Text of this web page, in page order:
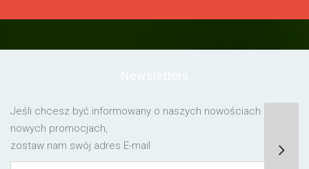
Jeśli chcesz być informowany o naszych nowościach lub o
nowych promocjach,
zostaw nam swój adres E-mail